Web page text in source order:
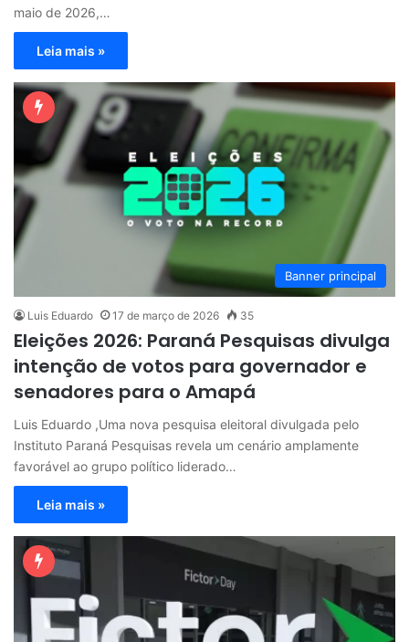
maio de 2026,…
Leia mais »
Banner principal
Luis Eduardo 17 de março de 2026 35
Eleições 2026: Paraná Pesquisas divulga
intenção de votos para governador e
senadores para o Amapá
Luis Eduardo ,Uma nova pesquisa eleitoral divulgada pelo
Instituto Paraná Pesquisas revela um cenário amplamente
favorável ao grupo político liderado…
Leia mais »